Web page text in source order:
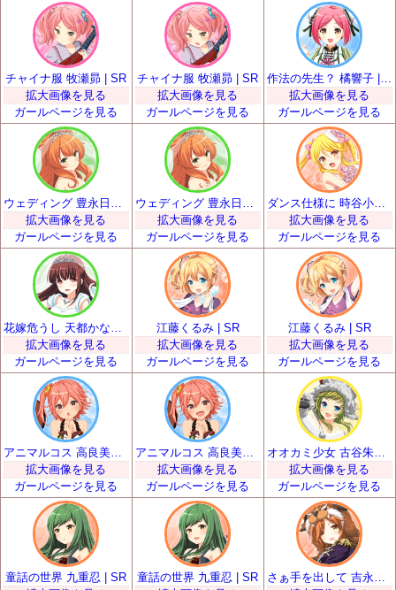
チャイナ服 牧瀬昴 | SR
拡大画像を見る
ガールページを見る
チャイナ服 牧瀬昴 | SR
拡大画像を見る
ガールページを見る
作法の先生？ 橘響子 | SR
拡大画像を見る
ガールページを見る
拡大画像を見る
ガールページを見る
拡大画像を見る
ガールページを見る
ダンス仕様に 時谷小瑠璃 | SR
拡大画像を見る
ガールページを見る
拡大画像を見る
ガールページを見る
江藤くるみ | SR
拡大画像を見る
ガールページを見る
江藤くるみ | SR
拡大画像を見る
ガールページを見る
拡大画像を見る
ガールページを見る
アニマルコス 高良美空 | SR
拡大画像を見る
ガールページを見る
オオカミ少女 古谷朱里 | SR
拡大画像を見る
ガールページを見る
童話の世界 九重忍 | SR
童話の世界 九重忍 | SR